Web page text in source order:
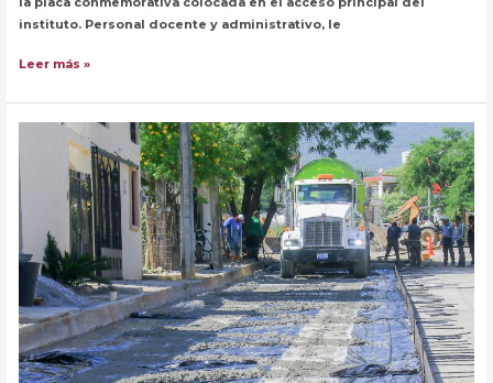
instituto. Personal docente y administrativo, le
Celebra
40
aniversario
“Alejandrina
Boijseauneau”.
Leer más »